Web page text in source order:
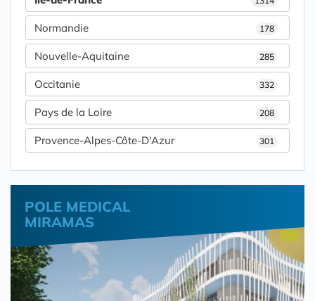
Normandie 178
Nouvelle-Aquitaine 285
Occitanie 332
Pays de la Loire 208
Provence-Alpes-Côte-D'Azur 301
POLE MEDICAL
MIRAMAS